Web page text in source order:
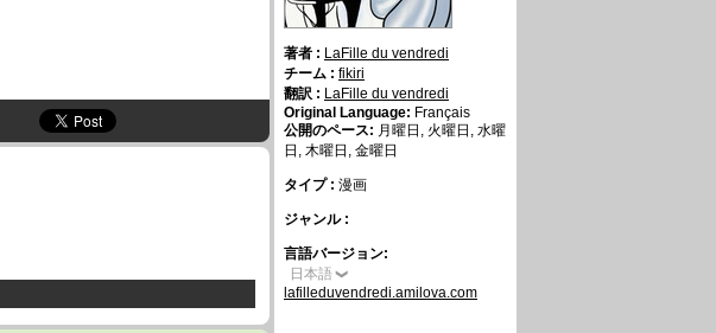
著者 : LaFille du vendredi
チーム : fikiri
翻訳 : LaFille du vendredi
Original Language: Français
公開のペース: 月曜日, 火曜日, 水曜
日, 木曜日, 金曜日
タイプ : 漫画
ジャンル :
言語バージョン:
日本語
lafilleduvendredi.amilova.com